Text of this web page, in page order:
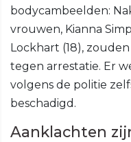
bodycambeelden:
vrouwen, Kianna
Lockhart (18),
tegen arrestatie. Er
volgens de politie
beschadigd.
Aanklachten